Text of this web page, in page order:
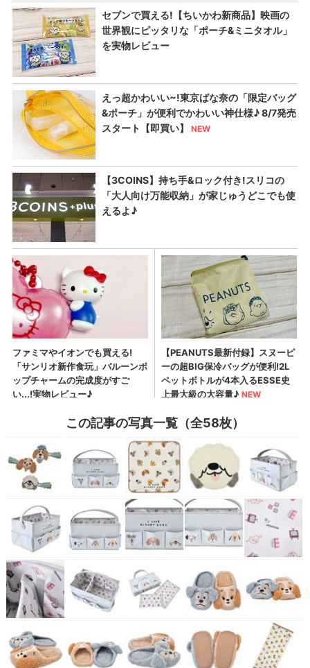
この記事の写真一覧（全58枚）